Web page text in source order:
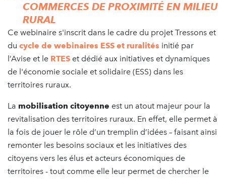
COMMERCES DE PROXIMITÉ EN MILIEU
RURAL
Ce webinaire s'inscrit dans le cadre du projet Tressons et
du cycle de webinaires ESS et ruralités initié par
l’Avise et le RTES et dédié aux initiatives et dynamiques
de l'économie sociale et solidaire (ESS) dans les
territoires ruraux.
La mobilisation citoyenne est un atout majeur pour la
revitalisation des territoires ruraux. En effet, elle permet à
la fois de jouer le rôle d’un tremplin d’idées – faisant ainsi
remonter les besoins sociaux et les initiatives des
citoyens vers les élus et acteurs économiques de
territoires - tout comme elle leur permet de chercher le